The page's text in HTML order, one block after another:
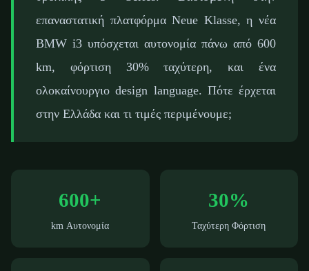
επαναστατική πλατφόρμα Neue Klasse, η νέα
BMW i3 υπόσχεται αυτονομία πάνω από 600
km, φόρτιση 30% ταχύτερη, και ένα
ολοκαίνουργιο design language. Πότε έρχεται
στην Ελλάδα και τι τιμές περιμένουμε;
600+
km Αυτονομία
30%
Ταχύτερη Φόρτιση